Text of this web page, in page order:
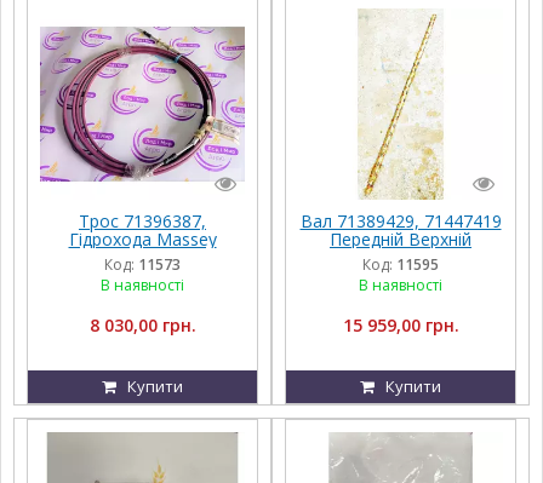
Трос 71396387,
Гідрохода Massey
Ferguson 9690
Код: 11573
В наявності
8 030,00 грн.
Купити
Вал 71389429, 71447419
Передній Верхній
Приводу Грохота
Massey Ferguson
Код: 11595
В наявності
15 959,00 грн.
Купити